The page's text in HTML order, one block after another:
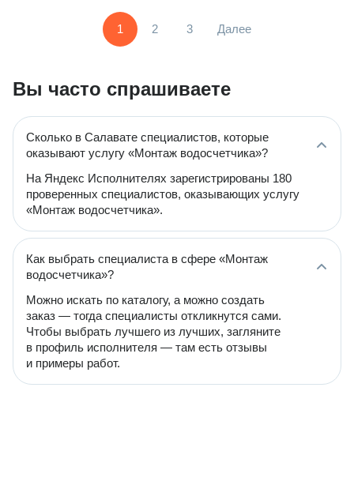
1 2 3 Далее
Вы часто спрашиваете
Сколько в Салавате специалистов, которые
оказывают услугу «Монтаж водосчетчика»?
На Яндекс Исполнителях зарегистрированы 180
проверенных специалистов, оказывающих услугу
«Монтаж водосчетчика».
Как выбрать специалиста в сфере «Монтаж
водосчетчика»?
Можно искать по каталогу, а можно создать
заказ — тогда специалисты откликнутся сами.
Чтобы выбрать лучшего из лучших, загляните
в профиль исполнителя — там есть отзывы
и примеры работ.